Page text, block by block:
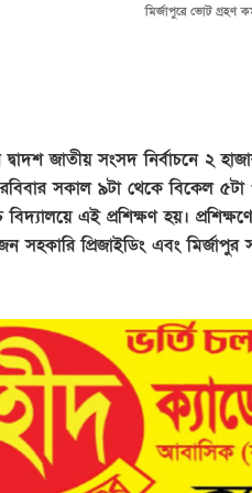
মির্জাপুরে ভোট গ্রহণ
দ্বাদশ জাতীয় সংসদ নির্বাচনে ২
সকাল ৯টা থেকে বিকেল ৫টা
এই প্রশিক্ষণ হয়।
সহকারি প্রিজাইডিং এবং